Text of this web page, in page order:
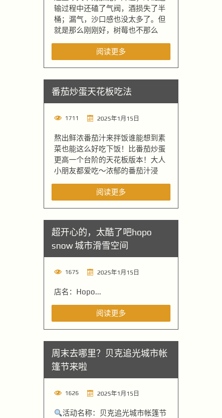
输过程中还磕了气阀，酒损失了半
桶；漏气，沙口感也没太多了。但
就是那么刚刚好，树莓也不那么
阅读更多
番茄炒蛋天花板吃法
1711 2025年1月15日
熬出鲜浓番茄汁来拌饭谁能想到素
菜也能这么好吃下饭！比番茄炒蛋
更高一个台阶的天花板版本！大人
小朋友都爱吃～浓郁的番茄汁浸
阅读更多
超开心的，太酷了吧hopo
snow 城市滑雪空间
1675 2025年1月15日
店名：Hopo...
阅读更多
周末去哪里？贝克追光城市帐
篷节来啦
1626 2025年1月15日
活动名称：贝克追光城市帐篷节